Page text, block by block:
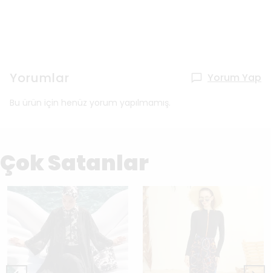
Yorumlar Yorum Yap
Bu ürün için henüz yorum yapılmamış.
Çok Satanlar